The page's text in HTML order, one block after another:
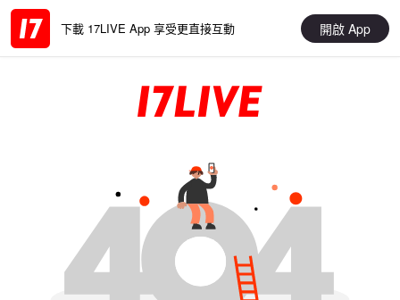
下載 17LIVE App 享受更直接互動 開啟 App